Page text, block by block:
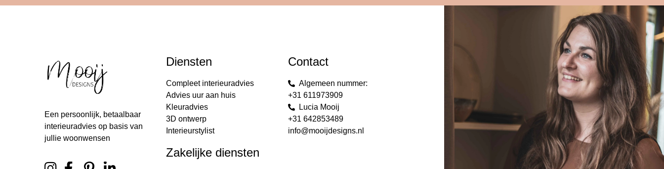
Een persoonlijk, betaalbaar
interieuradvies op basis van
jullie woonwensen
Diensten
Compleet interieuradvies
Advies uur aan huis
Kleuradvies
3D ontwerp
Interieurstylist
Zakelijke diensten
Contact
Algemeen nummer:
+31 611973909
Lucia Mooij
+31 642853489
info@mooijdesigns.nl